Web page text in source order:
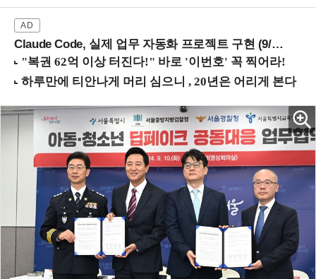
Claude Code, 실제 업무 자동화 프로젝트 구현 (9/16 ~17 강남역)